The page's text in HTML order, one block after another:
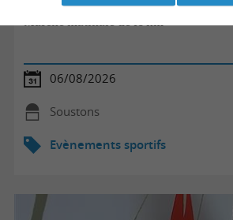
Marche matinale de 10 km
06/08/2026
Soustons
Evènements sportifs